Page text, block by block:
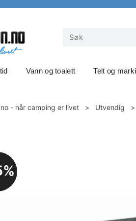
Vann og toalett Telt og
- når camping er livet > Utvendig >